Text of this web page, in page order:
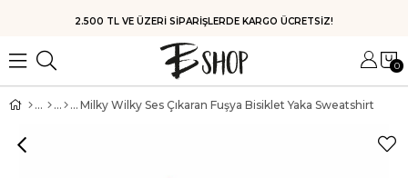
HIZLI KARGO
0
Milky Wilky Ses Çıkaran Fuşya Bisiklet Yaka Sweatshirt